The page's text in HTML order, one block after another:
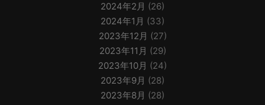
2024年2月 (26)
2024年1月 (33)
2023年12月 (27)
2023年11月 (29)
2023年10月 (24)
2023年9月 (28)
2023年8月 (28)